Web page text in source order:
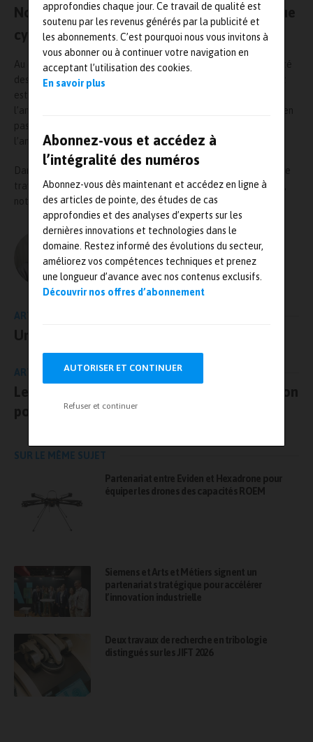
approfondies chaque jour. Ce travail de qualité est
soutenu par les revenus générés par la publicité et
les abonnements. C’est pourquoi nous vous invitons à
vous abonner ou à continuer votre navigation en
acceptant l’utilisation des cookies.
En savoir plus
Abonnez-vous et accédez à
l’intégralité des numéros
Abonnez-vous dès maintenant et accédez en ligne à
des articles de pointe, des études de cas
approfondies et des analyses d’experts sur les
dernières innovations et technologies dans le
domaine. Restez informé des évolutions du secteur,
améliorez vos compétences techniques et prenez
une longueur d’avance avec nos contenus exclusifs.
Découvrir nos offres d’abonnement
AUTORISER ET CONTINUER
Refuser et continuer
Norme ISO/SAE 21434sur l’analyse de risque
cybersécuritéen ligne de mire
Au cœur de l’automobile connectée, les usages pour la sécurité
des communications inter-véhicules et avec leur environnement
est très large. Les objectifs sont nombreux et vont de
l’amélioration de la sécurité routière, à l’optimisation du trafic en
passant par le développement de nouveaux services ou encore
l’anticipation de l’évolution de la conduite de demain.
Dans le cadre de leur collaboration, Utac et Egerie prévoient de
travailler ensemble sur la formation à l’analyse de risque cyber,
notamment autour de la norme ISO/SAE 21434.
L'AUTEUR
Olivier Guillon – MRJ PRESSE
ARTICLE PRÉCÉDENT
Un outil repère dans la production
ARTICLE SUIVANT
Le groupe 6NAPSE à la pointe de l’innovation
pour tester la fiabilité mécanique
SUR LE MÊME SUJET
Partenariat entre Eviden et Hexadrone pour
équiper les drones des capacités ROEM
Siemens et Arts et Métiers signent un
partenariat stratégique pour accélérer
l’innovation industrielle
Deux travaux de recherche en tribologie
distingués sur les JIFT 2026